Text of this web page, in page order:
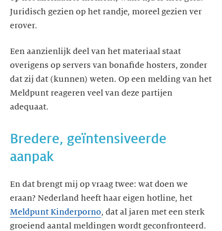
Juridisch gezien op het randje, moreel gezien ver
erover.
Een aanzienlijk deel van het materiaal staat
overigens op servers van bonafide hosters, zonder
dat zij dat (kunnen) weten. Op een melding van het
Meldpunt reageren veel van deze partijen
adequaat.
Bredere, geïntensiveerde
aanpak
En dat brengt mij op vraag twee: wat doen we
eraan? Nederland heeft haar eigen hotline, het
Meldpunt Kinderporno, dat al jaren met een sterk
groeiend aantal meldingen wordt geconfronteerd.